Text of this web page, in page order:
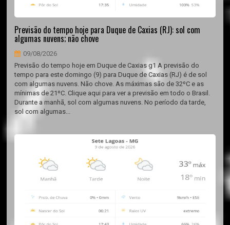
Previsão do tempo hoje para Duque de Caxias (RJ): sol com
algumas nuvens; não chove
09/08/2026
Previsão do tempo hoje em Duque de Caxias g1 A previsão do
tempo para este domingo (9) para Duque de Caxias (RJ) é de sol
com algumas nuvens. Não chove. As máximas são de 32ºC e as
mínimas de 21ºC. Clique aqui para ver a previsão em todo o Brasil.
Durante a manhã, sol com algumas nuvens. No período da tarde,
sol com algumas...